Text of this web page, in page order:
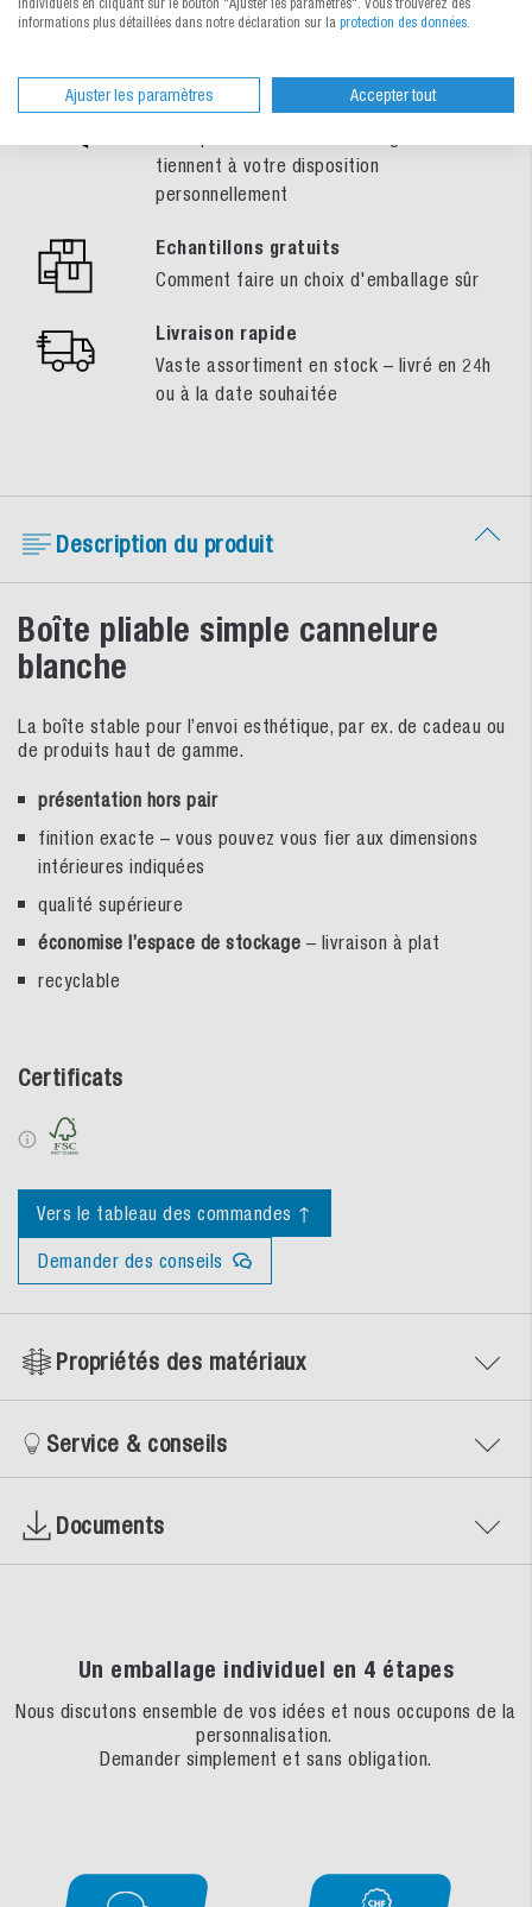
Conseils compétents
tiennent à votre disposition
personnellement
Echantillons gratuits
Comment faire un choix d'emballage sûr
Livraison rapide
Vaste assortiment en stock – livré en 24h
ou à la date souhaitée
Description du produit
Boîte pliable simple cannelure
blanche
La boîte stable pour l’envoi esthétique, par ex. de cadeau ou
de produits haut de gamme.
présentation hors pair
finition exacte – vous pouvez vous fier aux dimensions
intérieures indiquées
qualité supérieure
économise l’espace de stockage – livraison à plat
recyclable
Certificats
Vers le tableau des commandes ↑
Demander des conseils
Propriétés des matériaux
Service & conseils
Documents
Un emballage individuel en 4 étapes
Nous discutons ensemble de vos idées et nous occupons de la
personnalisation.
Demander simplement et sans obligation.
individuels en cliquant sur le bouton "Ajuster les paramètres". Vous trouverez des
informations plus détaillées dans notre déclaration sur la protection des données.
Ajuster les paramètres Accepter tout